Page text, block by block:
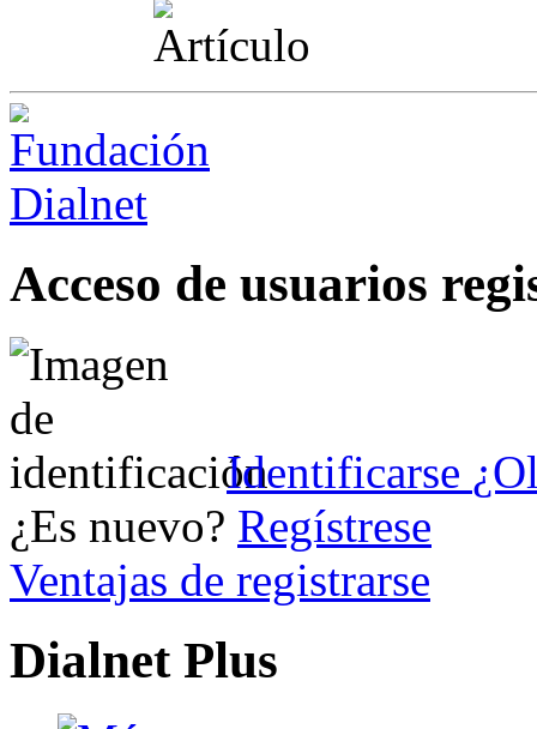
Acceso de usuarios
Identificarse
¿Es nuevo? Regístrese
Ventajas de registrarse
Dialnet Plus